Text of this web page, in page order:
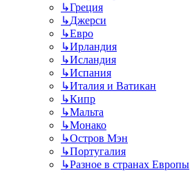
↳Греция
↳Джерси
↳Евро
↳Ирландия
↳Исландия
↳Испания
↳Италия и Ватикан
↳Кипр
↳Мальта
↳Монако
↳Остров Мэн
↳Португалия
↳Разное в странах Европы